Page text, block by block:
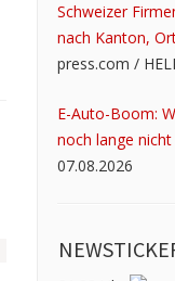
Schweizer
nach Kanton,
press.com /
E-Auto-Boom:
noch lange
07.08.2026